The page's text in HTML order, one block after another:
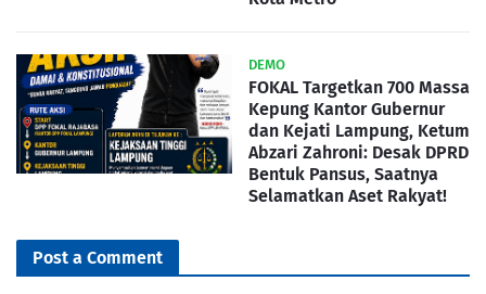
DEMO
FOKAL Targetkan 700 Massa
Kepung Kantor Gubernur
dan Kejati Lampung, Ketum
Abzari Zahroni: Desak DPRD
Bentuk Pansus, Saatnya
Selamatkan Aset Rakyat!
Post a Comment